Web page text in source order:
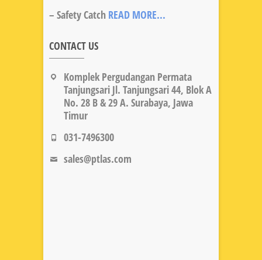
– Safety Catch READ MORE...
CONTACT US
Komplek Pergudangan Permata
Tanjungsari Jl. Tanjungsari 44, Blok A
No. 28 B & 29 A. Surabaya, Jawa
Timur
031-7496300
sales@ptlas.com